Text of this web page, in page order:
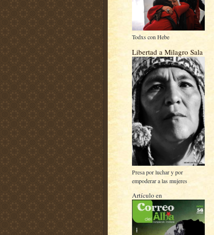
Todxs con Hebe
Libertad a Milagro Sala
Presa por luchar y por
empoderar a las mujeres
Artículo en